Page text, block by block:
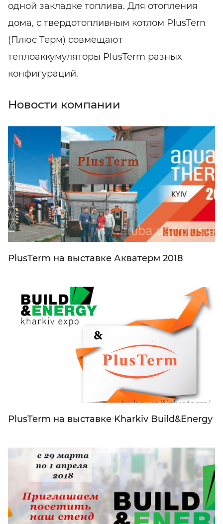
одной закладке топлива. Для отопления
дома, с твердотопливным котлом PlusTern
(Плюс Терм) совмещают
теплоаккумуляторы PlusTerm разных
конфигураций.
Новости компании
PlusTerm на выставке Акватерм 2018
PlusTerm на выставке Kharkiv Build&Energy